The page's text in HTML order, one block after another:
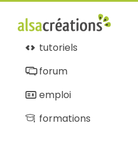
tutoriels
forum
emploi
formations